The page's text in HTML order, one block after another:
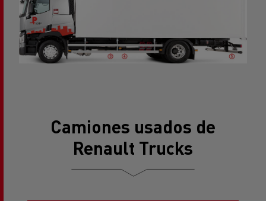
Camiones usados de
Renault Trucks